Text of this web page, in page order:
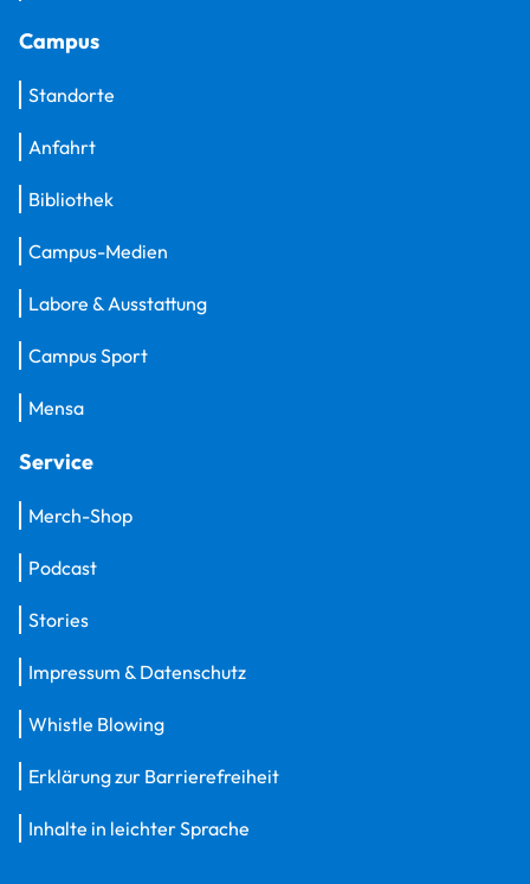
Campus
Standorte
Anfahrt
Bibliothek
Campus-Medien
Labore & Ausstattung
Campus Sport
Mensa
Service
Merch-Shop
Podcast
Stories
Impressum & Datenschutz
Whistle Blowing
Erklärung zur Barrierefreiheit
Inhalte in leichter Sprache